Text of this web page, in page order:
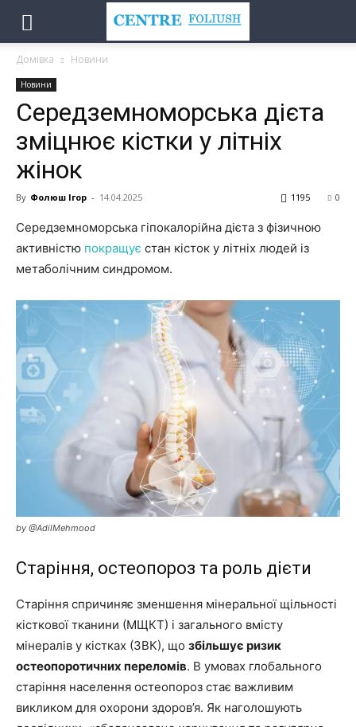
Домівка Новини
Новини
Середземноморська дієта
зміцнює кістки у літніх
жінок
By Фолюш Ігор - 14.04.2025 0
1195
Середземноморська гіпокалорійна дієта з фізичною
активністю покращує стан кісток у літніх людей із
метаболічним синдромом.
by @AdilMehmood
Старіння, остеопороз та роль дієти
Старіння спричиняє зменшення мінеральної щільності
кісткової тканини (МЩКТ) і загального вмісту
мінералів у кістках (ЗВК), що збільшує ризик
остеопоротичних переломів. В умовах глобального
старіння населення остеопороз стає важливим
викликом для охорони здоров’я. Як наголошують